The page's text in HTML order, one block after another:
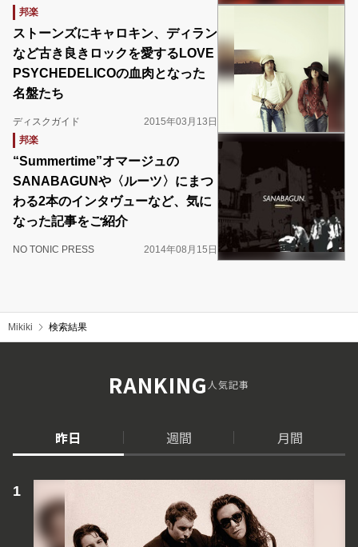
邦楽
ストーンズにキャロキン、ディラン
など古き良きロックを愛するLOVE
PSYCHEDELICOの血肉となった
名盤たち
ディスクガイド
2015年03月13日
邦楽
“Summertime”オマージュの
SANABAGUNや〈ルーツ〉にまつ
わる2本のインタヴューなど、気に
なった記事をご紹介
NO TONIC PRESS 2014年08月15日
Mikiki 検索結果
RANKING人気記事
昨日 週間 月間